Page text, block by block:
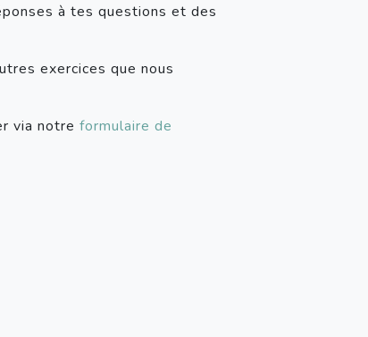
à tes questions et des
exercices que nous
via notre formulaire de